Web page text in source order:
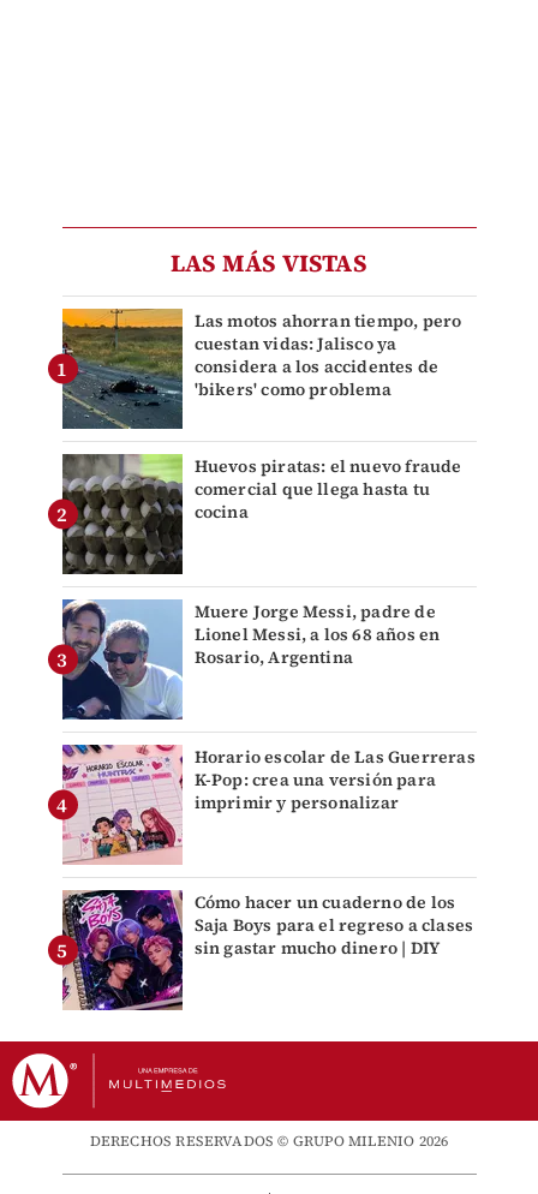
LAS MÁS VISTAS
Las motos ahorran tiempo, pero
cuestan vidas: Jalisco ya
considera a los accidentes de
'bikers' como problema
Huevos piratas: el nuevo fraude
comercial que llega hasta tu
cocina
Muere Jorge Messi, padre de
Lionel Messi, a los 68 años en
Rosario, Argentina
Horario escolar de Las Guerreras
K-Pop: crea una versión para
imprimir y personalizar
Cómo hacer un cuaderno de los
Saja Boys para el regreso a clases
sin gastar mucho dinero | DIY
DERECHOS RESERVADOS © GRUPO MILENIO 2026